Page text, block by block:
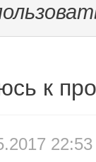
к
22:53